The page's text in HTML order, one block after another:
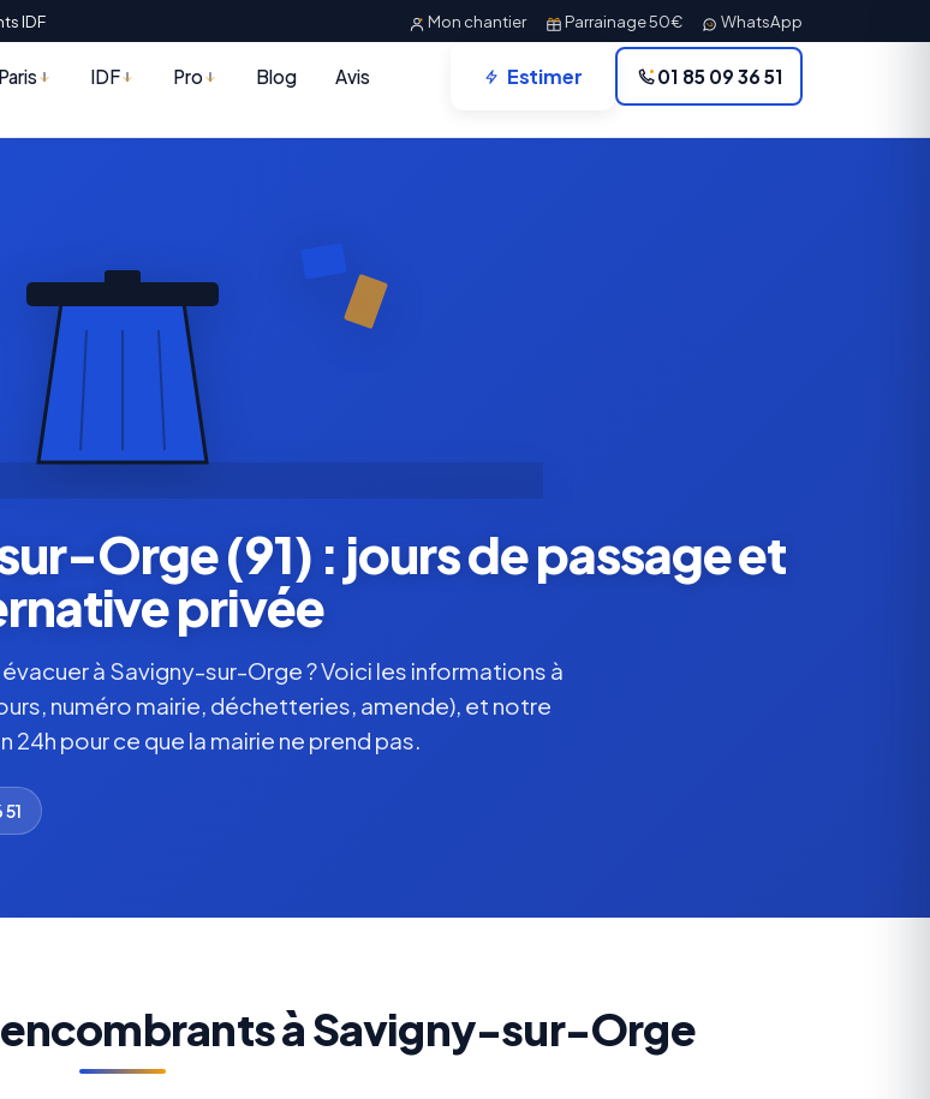
IDF Mon chantier Parrainage 50€ WhatsApp
Paris IDF Pro Blog Avis Estimer 01 85 09 36 51
Orge (91) : jours de passage et
privée
à Savigny-sur-Orge ? Voici les informations à
numéro mairie, déchetteries, amende), et notre
24h pour ce que la mairie ne prend pas.
à Savigny-sur-Orge